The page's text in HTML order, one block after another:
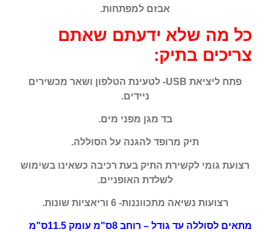
אבזם למפתחות.
כל מה שלא ידעתם שאתם
צריכים בתיק:
פתח ליציאת USB- לטעינת הטלפון ושאר מכשירים
ניידים.
בד מגן מפני מים.
תיק מרופד להגנה על הסוללה.
רצועת גומי לקשירת התיק בעת רכיבה כשאינו בשימוש
לשלדת האופניים.
רצועות נשיאה מתכווננות- 6 וריאציות שונות.
מתאים לסוללה עד גודל – רוחב 8ס"מ עומק 11.5ס"מ